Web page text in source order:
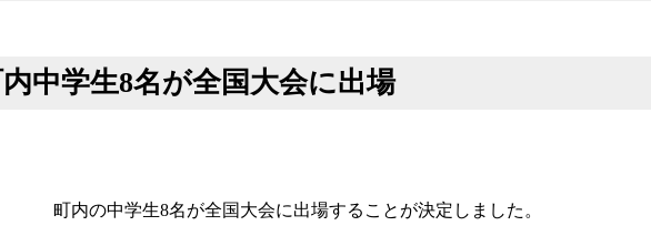
中学生8名が全国大会に出場
町内の中学生8名が全国大会に出場することが決定しました。